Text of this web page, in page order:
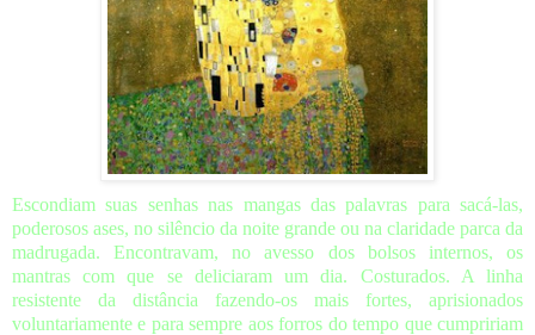
Escondiam suas senhas nas mangas das palavras para sacá-las,
poderosos ases, no silêncio da noite grande ou na claridade parca da
madrugada. Encontravam, no avesso dos bolsos internos, os
mantras com que se deliciaram um dia. Costurados. A linha
resistente da distância fazendo-os mais fortes, aprisionados
voluntariamente e para sempre aos forros do tempo que cumpririam